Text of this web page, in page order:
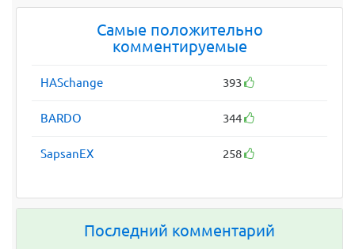
Самые положительно
комментируемые
HASchange 393
BARDO 344
SapsanEX 258
Последний комментарий